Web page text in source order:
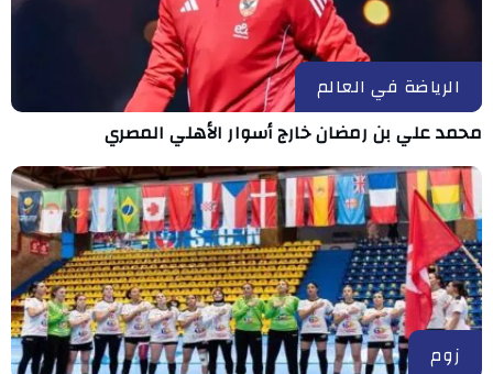
الرياضة في العالم
محمد علي بن رمضان خارج أسوار الأهلي المصري
زوم